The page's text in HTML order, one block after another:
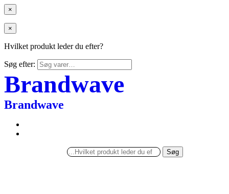
×
×
Hvilket produkt leder du efter?
Søg efter:
Brandwave
Brandwave
Søg